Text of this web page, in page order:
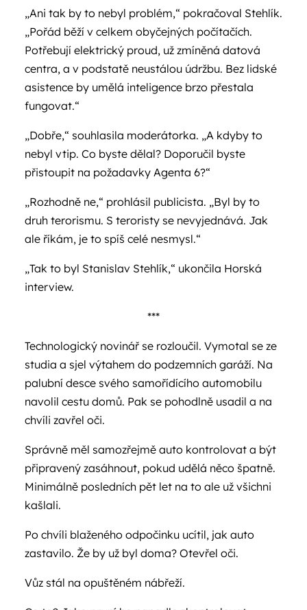
„Ani tak by to nebyl problém,“ pokračoval Stehlík.
„Pořád běží v celkem obyčejných počítačích.
Potřebují elektrický proud, už zmíněná datová
centra, a v podstatě neustálou údržbu. Bez lidské
asistence by umělá inteligence brzo přestala
fungovat.“
„Dobře,“ souhlasila moderátorka. „A kdyby to
nebyl vtip. Co byste dělal? Doporučil byste
přistoupit na požadavky Agenta 6?“
„Rozhodně ne,“ prohlásil publicista. „Byl by to
druh terorismu. S teroristy se nevyjednává. Jak
ale říkám, je to spíš celé nesmysl.“
„Tak to byl Stanislav Stehlík,“ ukončila Horská
interview.
***
Technologický novinář se rozloučil. Vymotal se ze
studia a sjel výtahem do podzemních garáží. Na
palubní desce svého samořídícího automobilu
navolil cestu domů. Pak se pohodlně usadil a na
chvíli zavřel oči.
Správně měl samozřejmě auto kontrolovat a být
připravený zasáhnout, pokud udělá něco špatně.
Minimálně posledních pět let na to ale už všichni
kašlali.
Po chvíli blaženého odpočinku ucítil, jak auto
zastavilo. Že by už byl doma? Otevřel oči.
Vůz stál na opuštěném nábřeží.